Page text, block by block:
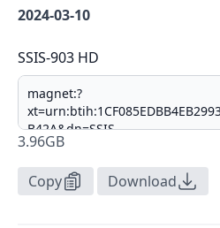
2024-03-10
SSIS-903 HD
3.96GB
Copy Download